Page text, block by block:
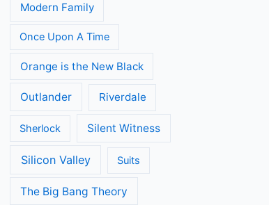
Modern Family
Once Upon A Time
Orange is the New Black
Outlander Riverdale
Sherlock Silent Witness
Silicon Valley Suits
The Big Bang Theory